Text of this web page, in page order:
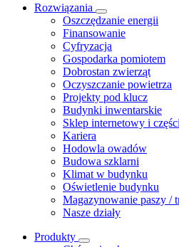
Rozwiązania
​Oszczędzanie energii
Finansowanie
Cyfryzacja
Gospodarka pomiotem
Dobrostan zwierząt
Oczyszczanie powietrza
Projekty pod klucz
Budynki inwentarskie
Sklep internetowy i
Kariera
Hodowla owadów
Budowa szklarni
Klimat w budynku
Oświetlenie budynku
Magazynowanie paszy /
Nasze działy
Produkty